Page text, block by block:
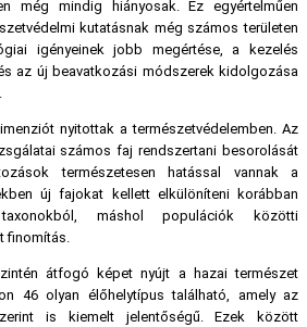
még mindig hiányosak. Ez egyértelműen
kutatásnak még számos területen
igényeinek jobb megértése, a kezelés
az új beavatkozási módszerek kidolgozása
nyitottak a természetvédelemben. Az
számos faj rendszertani besorolását
természetesen hatással vannak a
új fajokat kellett elkülöníteni korábban
máshol populációk közötti
finomítás.
átfogó képet nyújt a hazai természet
46 olyan élőhelytípus található, amely az
is kiemelt jelentőségű. Ezek között